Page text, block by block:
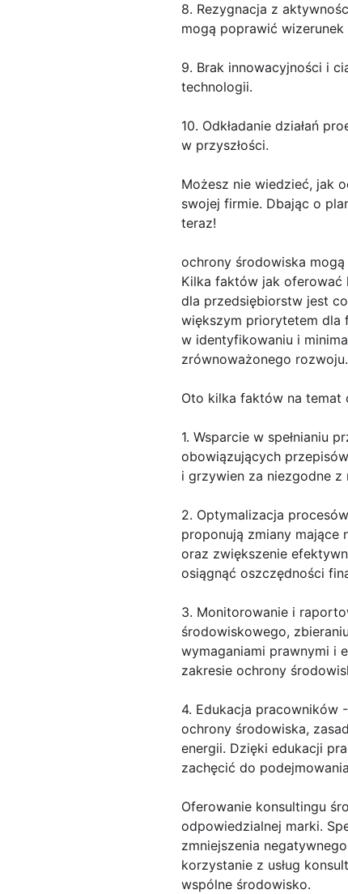
8. Rezygnacja z
mogą poprawić
9. Brak innowacyjności i
technologii.
10. Odkładanie działań
w przyszłości.
Możesz nie wiedzieć, jak
swojej firmie. Dbając o
teraz!
ochrony środowiska
Kilka faktów jak oferować
dla przedsiębiorstw jest
większym priorytetem dla
w identyfikowaniu i
zrównoważonego rozwoju.
Oto kilka faktów na temat
1. Wsparcie w spełnianiu
obowiązujących
i grzywien za niezgodne z
2. Optymalizacja
proponują zmiany mające
oraz zwiększenie
osiągnąć oszczędności
3. Monitorowanie i
środowiskowego,
wymaganiami prawnymi i
zakresie ochrony
4. Edukacja pracowników
ochrony środowiska,
energii. Dzięki edukacji
zachęcić do
Oferowanie konsultingu
odpowiedzialnej marki.
zmniejszenia
korzystanie z usług
wspólne środowisko.